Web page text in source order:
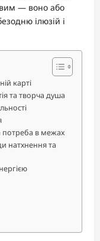
— воно або
ілюзій і
карті
та творча душа
потреба в межах
натхнення та